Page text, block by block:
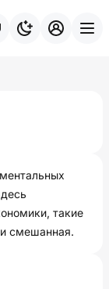
такие
смешанная.